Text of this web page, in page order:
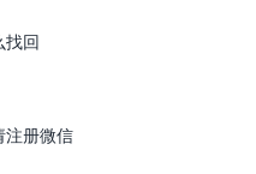
找回
注册微信